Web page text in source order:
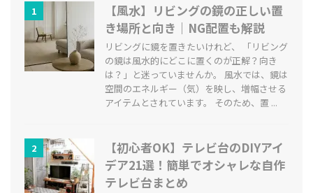
1
【風水】リビングの鏡の正しい置
き場所と向き｜NG配置も解説
リビングに鏡を置きたいけれど、 「リビング
の鏡は風水的にどこに置くのが正解？向き
は？」と迷っていませんか。 風水では、鏡は
空間のエネルギー（気）を映し、増幅させる
アイテムとされています。 そのため、置 ...
2
【初心者OK】テレビ台のDIYアイ
デア21選！簡単でオシャレな自作
テレビ台まとめ